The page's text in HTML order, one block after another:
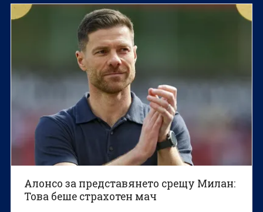
Алонсо за представянето срещу Милан:
Това беше страхотен мач